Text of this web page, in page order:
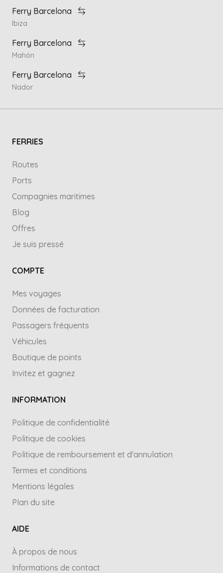
Ferry Barcelona
Ibiza
Ferry Barcelona
Mahón
Ferry Barcelona
Nador
FERRIES
Routes
Ports
Compagnies maritimes
Blog
Offres
Je suis pressé
COMPTE
Mes voyages
Données de facturation
Passagers fréquents
Véhicules
Boutique de points
Invitez et gagnez
INFORMATION
Politique de confidentialité
Politique de cookies
Politique de remboursement et d'annulation
Termes et conditions
Mentions légales
Plan du site
AIDE
À propos de nous
Informations de contact